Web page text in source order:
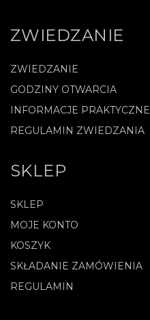
ZWIEDZANIE
ZWIEDZANIE
GODZINY OTWARCIA
INFORMACJE PRAKTYCZNE
REGULAMIN ZWIEDZANIA
SKLEP
SKLEP
MOJE KONTO
KOSZYK
SKŁADANIE ZAMÓWIENIA
REGULAMIN